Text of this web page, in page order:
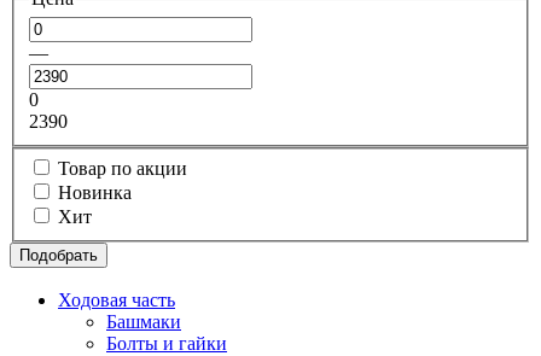
—
0
2390
Товар по акции
Новинка
Хит
Подобрать
Ходовая часть
Башмаки
Болты и гайки